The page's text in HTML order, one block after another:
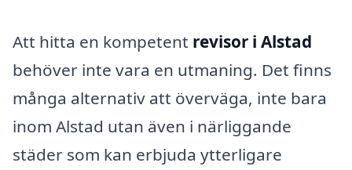
Att hitta en kompetent revisor i Alstad
behöver inte vara en utmaning. Det finns
många alternativ att överväga, inte bara
inom Alstad utan även i närliggande
städer som kan erbjuda ytterligare